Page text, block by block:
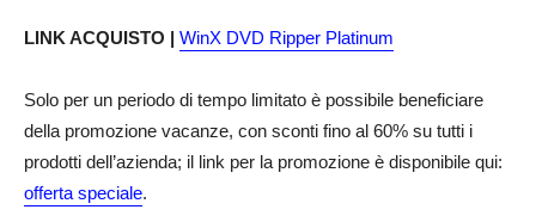
LINK ACQUISTO | WinX DVD Ripper Platinum
Solo per un periodo di tempo limitato è possibile beneficiare
della promozione vacanze, con sconti fino al 60% su tutti i
prodotti dell’azienda; il link per la promozione è disponibile qui:
offerta speciale.